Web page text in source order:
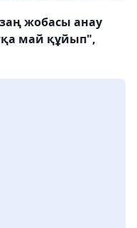
жобасы анау
май құйып",